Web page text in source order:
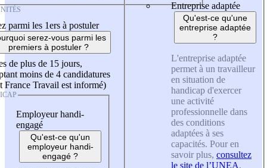
parmi les 1ers à postuler
serez-vous parmi les
premiers à postuler ?
de plus de 15 jours,
moins de 4 candidatures
France Travail est informé)
Employeur handi-
engagé
Qu'est-ce qu'un
employeur handi-
engagé ?
Entreprise adaptée
Qu'est-ce qu'une
entreprise adaptée
?
L'entreprise adaptée
permet à un travailleur
en situation de
handicap d'exercer
une activité
professionnelle dans
des conditions
adaptées à ses
capacités. Pour en
savoir plus, consultez
le site de l’UNEA.